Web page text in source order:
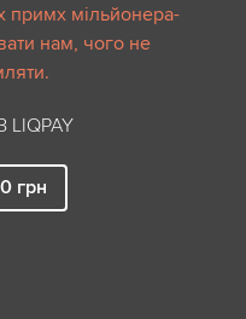
примх мільйонера-
нам, чого не
грн